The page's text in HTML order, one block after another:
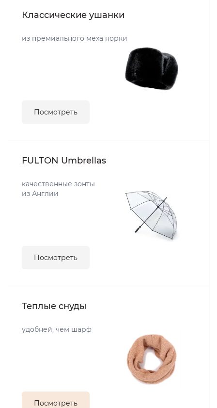
Классические ушанки
из премиального меха норки
Посмотреть
FULTON Umbrellas
качественные зонты
из Англии
Посмотреть
Теплые снуды
удобней, чем шарф
Посмотреть